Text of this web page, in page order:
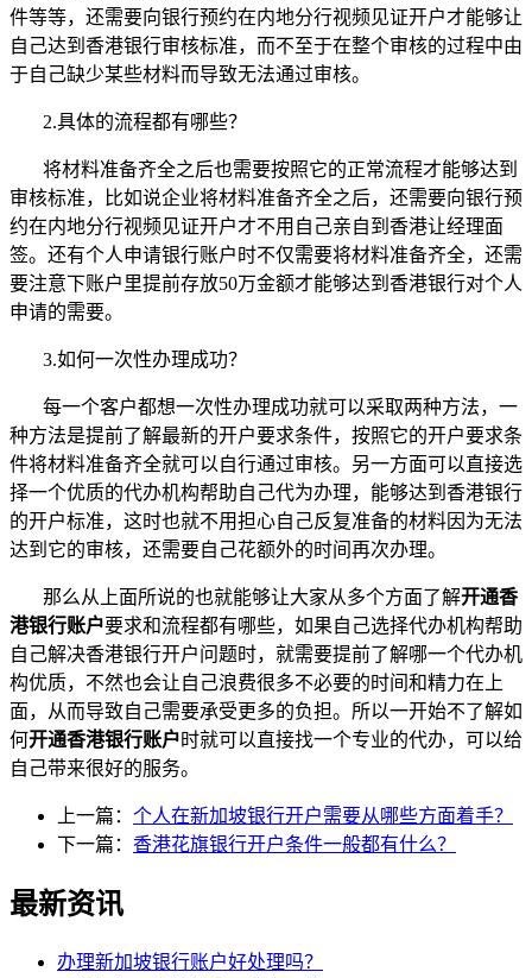
件等等，还需要向银行预约在内地分行视频见证开户才能够让
自己达到香港银行审核标准，而不至于在整个审核的过程中由
于自己缺少某些材料而导致无法通过审核。
2.具体的流程都有哪些？
将材料准备齐全之后也需要按照它的正常流程才能够达到
审核标准，比如说企业将材料准备齐全之后，还需要向银行预
约在内地分行视频见证开户才不用自己亲自到香港让经理面
签。还有个人申请银行账户时不仅需要将材料准备齐全，还需
要注意下账户里提前存放50万金额才能够达到香港银行对个人
申请的需要。
3.如何一次性办理成功？
每一个客户都想一次性办理成功就可以采取两种方法，一
种方法是提前了解最新的开户要求条件，按照它的开户要求条
件将材料准备齐全就可以自行通过审核。另一方面可以直接选
择一个优质的代办机构帮助自己代为办理，能够达到香港银行
的开户标准，这时也就不用担心自己反复准备的材料因为无法
达到它的审核，还需要自己花额外的时间再次办理。
那么从上面所说的也就能够让大家从多个方面了解开通香
港银行账户要求和流程都有哪些，如果自己选择代办机构帮助
自己解决香港银行开户问题时，就需要提前了解哪一个代办机
构优质，不然也会让自己浪费很多不必要的时间和精力在上
面，从而导致自己需要承受更多的负担。所以一开始不了解如
何开通香港银行账户时就可以直接找一个专业的代办，可以给
自己带来很好的服务。
上一篇： 个人在新加坡银行开户需要从哪些方面着手？
下一篇： 香港花旗银行开户条件一般都有什么？
最新资讯
办理新加坡银行账户好处理吗？